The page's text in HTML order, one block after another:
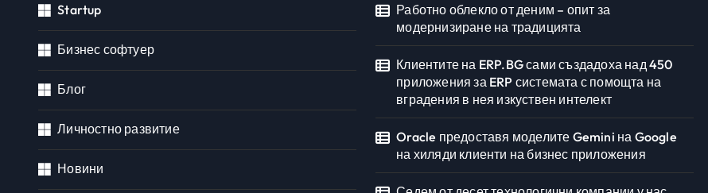
Startup
Бизнес софтуер
Блог
Личностно развитие
Новини
Работно облекло от деним – опит за
модернизиране на традицията
Клиентите на ERP.BG сами създадоха над 450
приложения за ERP системата с помощта на
вградения в нея изкуствен интелект
Oracle предоставя моделите Gemini на Google
на хиляди клиенти на бизнес приложения
Личностно развитие